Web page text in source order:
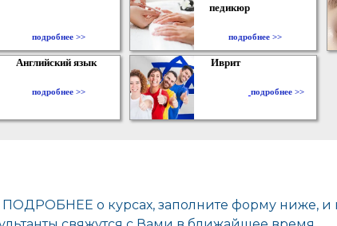
подробнее >>
педикюр
подробнее >>
Английский язык
подробнее >>
Иврит
подробнее >>